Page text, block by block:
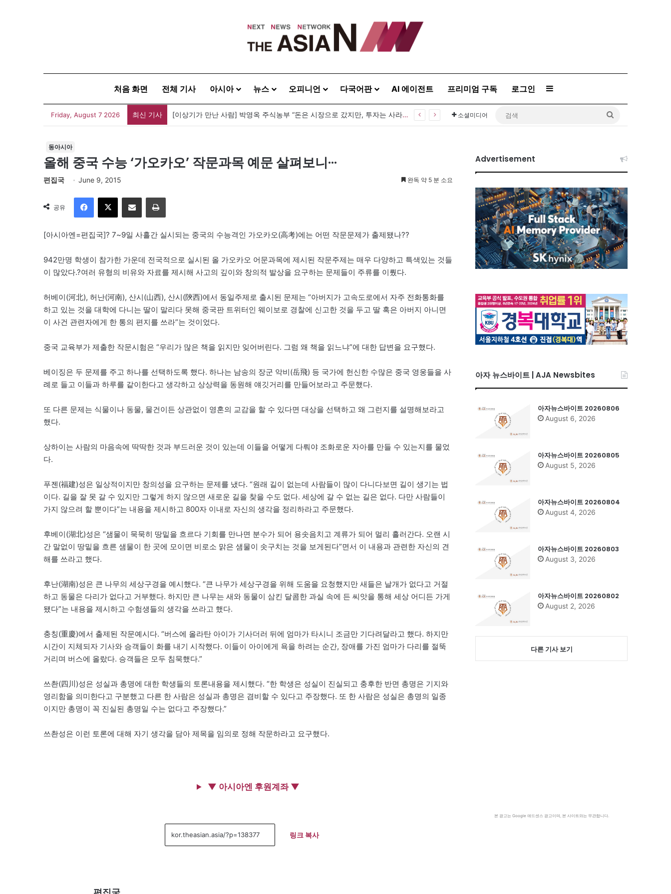
처음 화면 전체 기사 아시아 뉴스 오피니언 다국어판 AI 에이전트 프리미엄 구독 로그인 Sidebar
Friday, August 7 2026 최신 기사 [신간] 대통령의 등 뒤 1미터…“보이지 않는 자리에서 누구를 지킨다는 것” 소셜미디어
동아시아
올해 중국 수능 ‘가오카오’ 작문과목 예문 살펴보니···
편집국 June 9, 2015 완독 약 5 분 소요
공유
이메일
[아시아엔=편집국]? 7~9일 사흘간 실시되는 중국의 수능격인 가오카오(高考)에는 어떤 작문문제가 출제됐나??
942만명 학생이 참가한 가운데 전국적으로 실시된 올 가오카오 어문과목에 제시된 작문주제는 매우 다양하고 특색있는 것들
이 많았다.?여러 유형의 비유와 자료를 제시해 사고의 깊이와 창의적 발상을 요구하는 문제들이 주류를 이뤘다.
허베이(河北), 허난(河南), 산시(山西), 산시(陝西)에서 동일주제로 출시된 문제는 “아버지가 고속도로에서 자주 전화통화를
하고 있는 것을 대학에 다니는 딸이 말리다 못해 중국판 트위터인 웨이보로 경찰에 신고한 것을 두고 딸 혹은 아버지 아니면
이 사건 관련자에게 한 통의 편지를 쓰라”는 것이었다.
중국 교육부가 제출한 작문시험은 “우리가 많은 책을 읽지만 잊어버린다. 그럼 왜 책을 읽느냐”에 대한 답변을 요구했다.
베이징은 두 문제를 주고 하나를 선택하도록 했다. 하나는 남송의 장군 악비(岳飛) 등 국가에 헌신한 수많은 중국 영웅들을 사
례로 들고 이들과 하루를 같이한다고 생각하고 상상력을 동원해 얘깃거리를 만들어보라고 주문했다.
또 다른 문제는 식물이나 동물, 물건이든 상관없이 영혼의 교감을 할 수 있다면 대상을 선택하고 왜 그런지를 설명해보라고
했다.
상하이는 사람의 마음속에 딱딱한 것과 부드러운 것이 있는데 이들을 어떻게 다뤄야 조화로운 자아를 만들 수 있는지를 물었
다.
푸젠(福建)성은 일상적이지만 창의성을 요구하는 문제를 냈다. “원래 길이 없는데 사람들이 많이 다니다보면 길이 생기는 법
이다. 길을 잘 못 갈 수 있지만 그렇게 하지 않으면 새로운 길을 찾을 수도 없다. 세상에 갈 수 없는 길은 없다. 다만 사람들이
가지 않으려 할 뿐이다”는 내용을 제시하고 800자 이내로 자신의 생각을 정리하라고 주문했다.
후베이(湖北)성은 “샘물이 묵묵히 땅밑을 흐르다 기회를 만나면 분수가 되어 용솟음치고 계류가 되어 멀리 흘러간다. 오랜 시
간 말없이 땅밑을 흐른 샘물이 한 곳에 모이면 비로소 맑은 샘물이 솟구치는 것을 보게된다”면서 이 내용과 관련한 자신의 견
해를 쓰라고 했다.
후난(湖南)성은 큰 나무의 세상구경을 예시했다. “큰 나무가 세상구경을 위해 도움을 요청했지만 새들은 날개가 없다고 거절
하고 동물은 다리가 없다고 거부했다. 하지만 큰 나무는 새와 동물이 삼킨 달콤한 과실 속에 든 씨앗을 통해 세상 어디든 가게
됐다”는 내용을 제시하고 수험생들의 생각을 쓰라고 했다.
충칭(重慶)에서 출제된 작문예시다. “버스에 올라탄 아이가 기사더러 뒤에 엄마가 타시니 조금만 기다려달라고 했다. 하지만
시간이 지체되자 기사와 승객들이 화를 내기 시작했다. 이들이 아이에게 욕을 하려는 순간, 장애를 가진 엄마가 다리를 절뚝
거리며 버스에 올랐다. 승객들은 모두 침묵했다.”
쓰촨(四川)성은 성실과 총명에 대한 학생들의 토론내용을 제시했다. “한 학생은 성실이 진실되고 충후한 반면 총명은 기지와
영리함을 의미한다고 구분했고 다른 한 사람은 성실과 총명은 겸비할 수 있다고 주장했다. 또 한 사람은 성실은 총명의 일종
이지만 총명이 꼭 진실된 총명일 수는 없다고 주장했다.”
쓰촨성은 이런 토론에 대해 자기 생각을 담아 제목을 임의로 정해 작문하라고 요구했다.
▼ 아시아엔 후원계좌 ▼
링크 복사
Advertisement
아자 뉴스바이트 | AJA Newsbites
아자뉴스바이트 20260806
August 6, 2026
아자뉴스바이트 20260805
August 5, 2026
아자뉴스바이트 20260804
August 4, 2026
아자뉴스바이트 20260803
August 3, 2026
아자뉴스바이트 20260802
August 2, 2026
다른 기사 보기
본 광고는 Google 애드센스 광고이며, 본 사이트와는 무관합니다.